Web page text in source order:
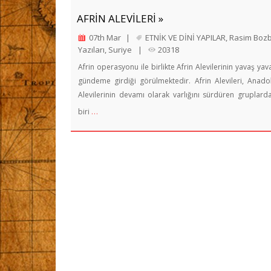
AFRİN ALEVİLERİ »
07th Mar | ETNİK VE DİNİ YAPILAR, Rasim
Yazıları, Suriye | 20318
Afrin operasyonu ile birlikte Afrin Alevilerinin yavaş
gündeme girdiği görülmektedir. Afrin Alevileri,
Alevilerinin devamı olarak varlığını sürdüren
biri …